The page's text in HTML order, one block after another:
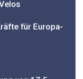
für Europa-